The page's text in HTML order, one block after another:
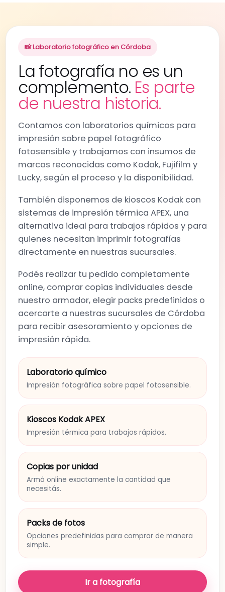
📸 Laboratorio fotográfico en Córdoba
La fotografía no es un
complemento. Es parte
de nuestra historia.
Contamos con laboratorios químicos para
impresión sobre papel fotográfico
fotosensible y trabajamos con insumos de
marcas reconocidas como Kodak, Fujifilm y
Lucky, según el proceso y la disponibilidad.
También disponemos de kioscos Kodak con
sistemas de impresión térmica APEX, una
alternativa ideal para trabajos rápidos y para
quienes necesitan imprimir fotografías
directamente en nuestras sucursales.
Podés realizar tu pedido completamente
online, comprar copias individuales desde
nuestro armador, elegir packs predefinidos o
acercarte a nuestras sucursales de Córdoba
para recibir asesoramiento y opciones de
impresión rápida.
Laboratorio químico
Impresión fotográfica sobre papel fotosensible.
Kioscos Kodak APEX
Impresión térmica para trabajos rápidos.
Copias por unidad
Armá online exactamente la cantidad que
necesitás.
Packs de fotos
Opciones predefinidas para comprar de manera
simple.
Ir a fotografía